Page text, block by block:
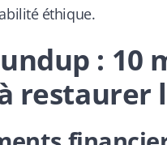
éthique.
:
restaurer